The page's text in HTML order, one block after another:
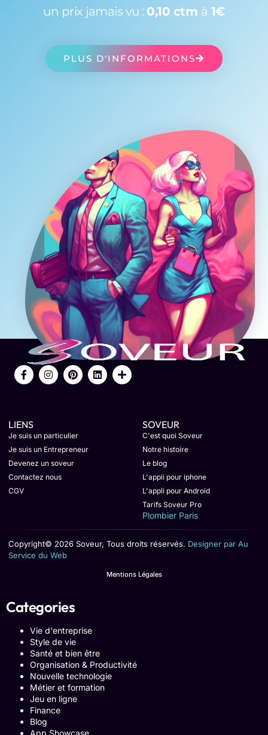
un prix jamais vu : 0,10 ctm à 1€
PLUS D'INFORMATIONS
LIENS
Je suis un particulier
Je suis un Entrepreneur
Devenez un soveur
Contactez nous
CGV
SOVEUR
C'est quoi Soveur
Notre histoire
Le blog
L'appli pour iphone
L'appli pour Android
Tarifs Soveur Pro
Plombier Paris
Copyright© 2026 Soveur, Tous droits réservés. Designer par Au
Service du Web
Mentions Légales
Categories
Vie d'entreprise
Style de vie
Santé et bien être
Organisation & Productivité
Nouvelle technologie
Métier et formation
Jeu en ligne
Finance
Blog